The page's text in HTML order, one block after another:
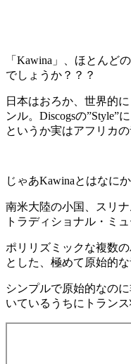
「Kawina」、ほとんど
でしょうか？？？
日本はおろか、世界的
ンル。Discogsの”Style”
というか実はアフリカ
じゃあKawinaとはなにか
南米大陸の小国、スリ
トラディショナル・ミ
ポリリズミックな複数
とした、極めて原始的な
シンプルで原始的なの
いているうちにトランス